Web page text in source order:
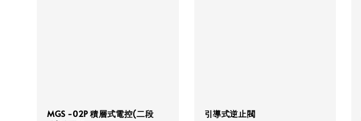
MGS -02P 積層式電控(二段
引導式逆止閥